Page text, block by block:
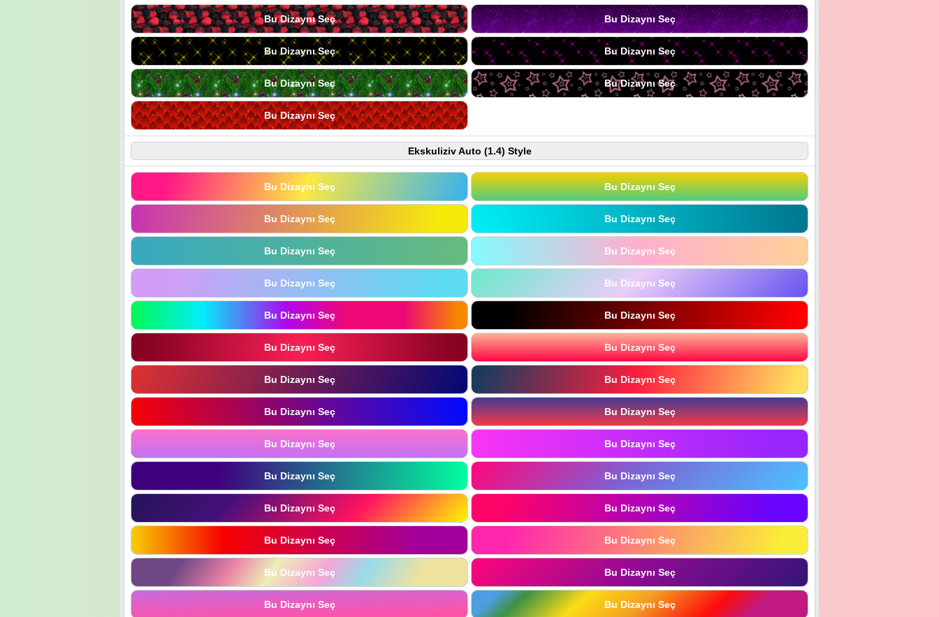
Bu Dizaynı Seç Bu Dizaynı Seç
Bu Dizaynı Seç Bu Dizaynı Seç
Bu Dizaynı Seç Bu Dizaynı Seç
Bu Dizaynı Seç
Ekskuliziv Auto (1.4) Style
Bu Dizaynı Seç Bu Dizaynı Seç
Bu Dizaynı Seç Bu Dizaynı Seç
Bu Dizaynı Seç Bu Dizaynı Seç
Bu Dizaynı Seç Bu Dizaynı Seç
Bu Dizaynı Seç Bu Dizaynı Seç
Bu Dizaynı Seç Bu Dizaynı Seç
Bu Dizaynı Seç Bu Dizaynı Seç
Bu Dizaynı Seç Bu Dizaynı Seç
Bu Dizaynı Seç Bu Dizaynı Seç
Bu Dizaynı Seç Bu Dizaynı Seç
Bu Dizaynı Seç Bu Dizaynı Seç
Bu Dizaynı Seç Bu Dizaynı Seç
Bu Dizaynı Seç Bu Dizaynı Seç
Bu Dizaynı Seç Bu Dizaynı Seç